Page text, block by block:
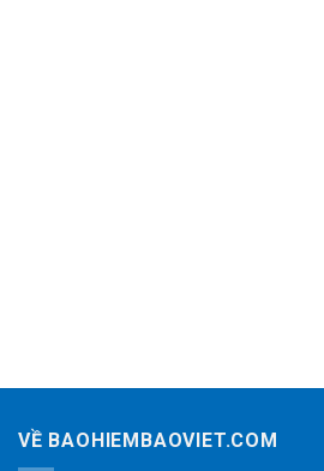
VỀ BAOHIEMBAOVIET.COM